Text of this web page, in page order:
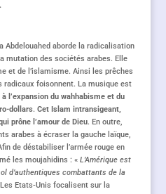
Abdelouahed aborde la radicalisation
mutation des sociétés arabes. Elle
et de l’islamisme. Ainsi les prêches
radicaux foisonnent. La musique est
l’expansion du wahhabisme et du
dollars. Cet Islam intransigeant,
prône l’amour de Dieu. En outre,
arabes à écraser la gauche laïque,
de déstabiliser l’armée rouge en
les moujahidins : «L’Amérique est
d’authentiques combattants de la
Etats-Unis focalisent sur la